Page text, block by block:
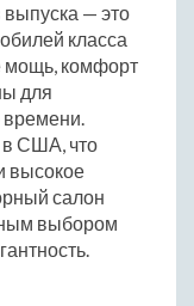
выпуска — это
класса
мощь, комфорт
для
времени.
в США, что
высокое
салон
выбором